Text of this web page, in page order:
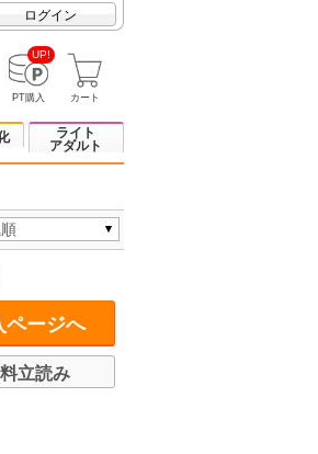
ログイン
UP!
PT購入 カート
ライト
アダルト
ページへ
立読み